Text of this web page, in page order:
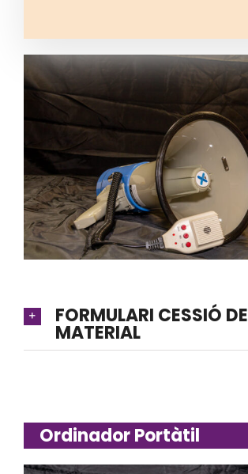
FORMULARI CESSIÓ DE
MATERIAL
Ordinador Portàtil